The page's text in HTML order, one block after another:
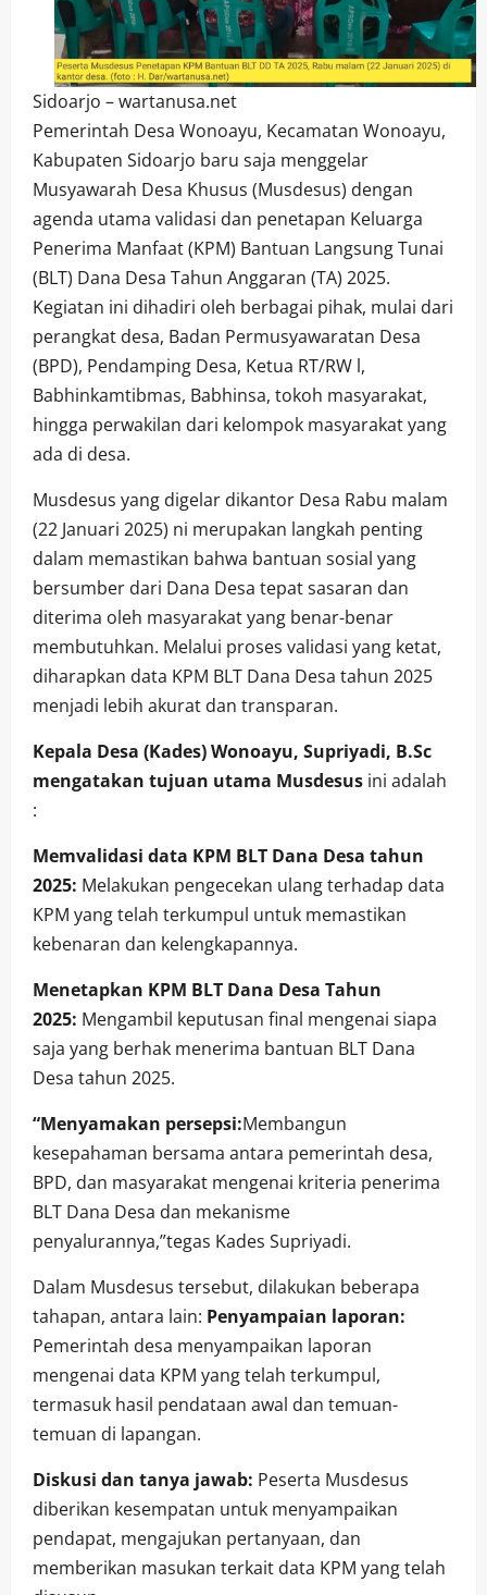
Sidoarjo – wartanusa.net
Pemerintah Desa Wonoayu, Kecamatan Wonoayu,
Kabupaten Sidoarjo baru saja menggelar
Musyawarah Desa Khusus (Musdesus) dengan
agenda utama validasi dan penetapan Keluarga
Penerima Manfaat (KPM) Bantuan Langsung Tunai
(BLT) Dana Desa Tahun Anggaran (TA) 2025.
Kegiatan ini dihadiri oleh berbagai pihak, mulai dari
perangkat desa, Badan Permusyawaratan Desa
(BPD), Pendamping Desa, Ketua RT/RW l,
Babhinkamtibmas, Babhinsa, tokoh masyarakat,
hingga perwakilan dari kelompok masyarakat yang
ada di desa.
Musdesus yang digelar dikantor Desa Rabu malam
(22 Januari 2025) ni merupakan langkah penting
dalam memastikan bahwa bantuan sosial yang
bersumber dari Dana Desa tepat sasaran dan
diterima oleh masyarakat yang benar-benar
membutuhkan. Melalui proses validasi yang ketat,
diharapkan data KPM BLT Dana Desa tahun 2025
menjadi lebih akurat dan transparan.
Kepala Desa (Kades) Wonoayu, Supriyadi, B.Sc
mengatakan tujuan utama Musdesus ini adalah
:
Memvalidasi data KPM BLT Dana Desa tahun
2025: Melakukan pengecekan ulang terhadap data
KPM yang telah terkumpul untuk memastikan
kebenaran dan kelengkapannya.
Menetapkan KPM BLT Dana Desa Tahun
2025: Mengambil keputusan final mengenai siapa
saja yang berhak menerima bantuan BLT Dana
Desa tahun 2025.
“Menyamakan persepsi:Membangun
kesepahaman bersama antara pemerintah desa,
BPD, dan masyarakat mengenai kriteria penerima
BLT Dana Desa dan mekanisme
penyalurannya,”tegas Kades Supriyadi.
Dalam Musdesus tersebut, dilakukan beberapa
tahapan, antara lain: Penyampaian laporan:
Pemerintah desa menyampaikan laporan
mengenai data KPM yang telah terkumpul,
termasuk hasil pendataan awal dan temuan-
temuan di lapangan.
Diskusi dan tanya jawab: Peserta Musdesus
diberikan kesempatan untuk menyampaikan
pendapat, mengajukan pertanyaan, dan
memberikan masukan terkait data KPM yang telah